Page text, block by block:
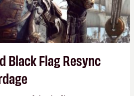
Black Flag Resync